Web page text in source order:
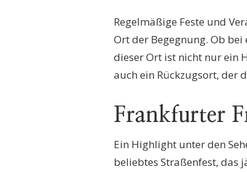
Regelmäßige Feste und
Ort der Begegnung. Ob bei
dieser Ort ist nicht nur ein
auch ein Rückzugsort, der
Frankfurter
Ein Highlight unter den
beliebtes Straßenfest, das